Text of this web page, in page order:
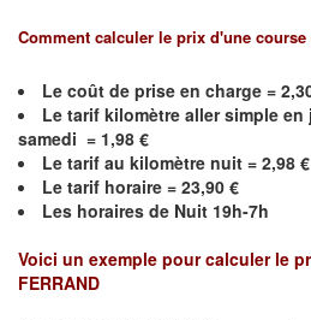
Comment calculer le prix d'une course
Le coût de prise en charge =
Le tarif kilomètre aller simple
samedi = 1,98 €
Le tarif au kilomètre nuit = 2,98 €
Le tarif horaire = 23,90 €
Les horaires de Nuit 19h-7h
Voici un exemple pour calculer le
FERRAND